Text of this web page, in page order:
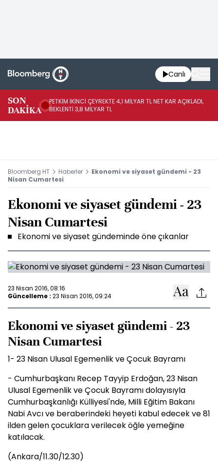
Canlı
SON
DAKİKA
PETKİM İKİNCİ ÇEYREKTE 4,1 MİLYAR TL NET KAR AÇIKLADI,
BEKLENTİ 3,8 MİLYAR TL
Bloomberg HT Haberler
Ekonomi ve siyaset gündemi - 23
Nisan Cumartesi
Ekonomi ve siyaset gündemi - 23
Nisan Cumartesi
Ekonomi ve siyaset gündeminde öne çıkanlar
23 Nisan 2016, 08:16
Güncelleme : 23 Nisan 2016, 09:24
Ekonomi ve siyaset gündemi - 23
Nisan Cumartesi
1- 23 Nisan Ulusal Egemenlik ve Çocuk Bayramı
- Cumhurbaşkanı Recep Tayyip Erdoğan, 23 Nisan
Ulusal Egemenlik ve Çocuk Bayramı dolayısıyla
Cumhurbaşkanlığı Külliyesi'nde, Milli Eğitim Bakanı
Nabi Avcı ve beraberindeki heyeti kabul edecek ve 81
ilden gelen çocuklara verilecek öğle yemeğine
katılacak.
(Ankara/11.30/12.30)